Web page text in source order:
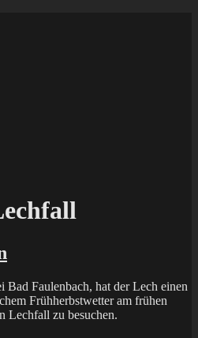
Bad Faulenbach, hat der Lech einen
Frühherbstwetter am frühen
Lechfall zu besuchen.